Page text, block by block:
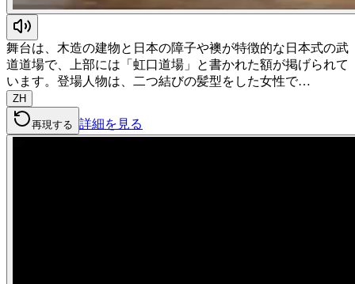
舞台は、木造の建物と日本の障子や襖が特徴的な日本式の武
道道場で、上部には「虹口道場」と書かれた額が掲げられて
います。登場人物は、二つ結びの髪型をした女性で…
ZH
再現する 詳細を見る